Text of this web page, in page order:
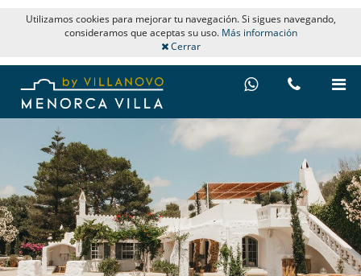
Utilizamos cookies para mejorar tu navegación. Si sigues navegando,
consideramos que aceptas su uso. Más información
Cerrar